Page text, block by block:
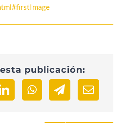
publicación: